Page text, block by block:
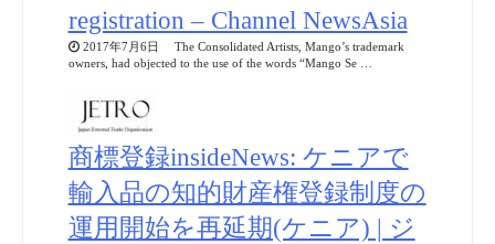
registration – Channel NewsAsia
2017年7月6日 The Consolidated Artists, Mango’s trademark
owners, had objected to the use of the words “Mango Se …
商標登録insideNews: ケニアで
輸入品の知的財産権登録制度の
運用開始を再延期(ケニア) | ジ